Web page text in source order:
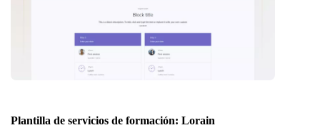
Plantilla de servicios de formación: Lorain